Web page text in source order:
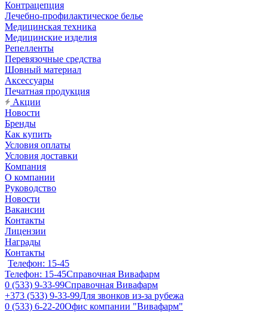
Контрацепция
Лечебно-профилактическое белье
Медицинская техника
Медицинские изделия
Репелленты
Перевязочные средства
Шовный материал
Аксессуары
Печатная продукция
Акции
Новости
Бренды
Как купить
Условия оплаты
Условия доставки
Компания
О компании
Руководство
Новости
Вакансии
Контакты
Лицензии
Награды
Контакты
Телефон: 15-45
Телефон: 15-45Справочная Вивафарм
0 (533) 9-33-99Справочная Вивафарм
+373 (533) 9-33-99Для звонков из-за рубежа
0 (533) 6-22-20Офис компании "Вивафарм"